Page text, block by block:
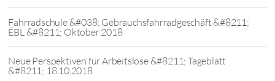
Fahrradschule &#038; Gebrauchsfahrradgeschäft &#8211;
ËBL &#8211; Oktober 2018
Neue Perspektiven für Arbeitslose &#8211; Tageblatt
&#8211; 18.10.2018